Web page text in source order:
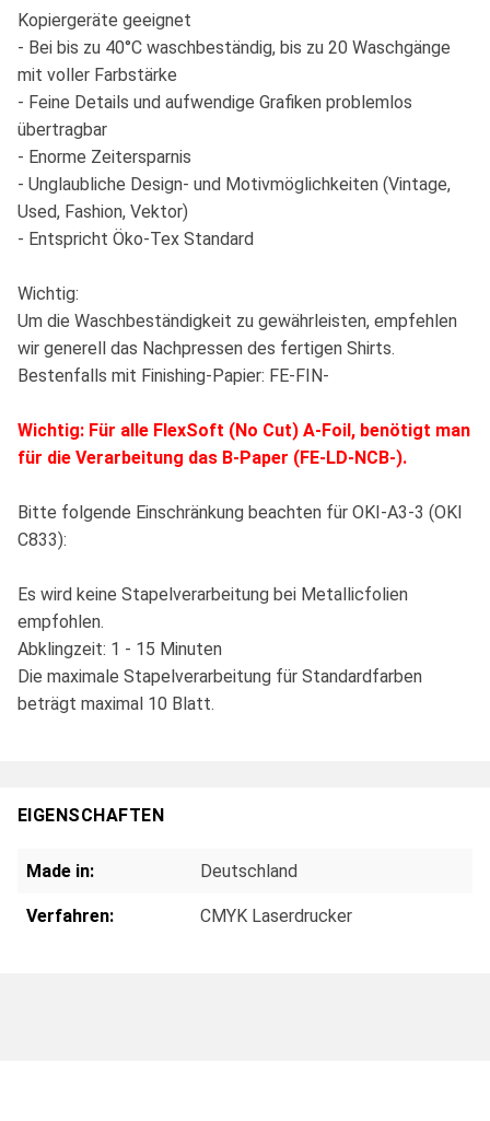
Kopiergeräte geeignet
- Bei bis zu 40°C waschbeständig, bis zu 20 Waschgänge
mit voller Farbstärke
- Feine Details und aufwendige Grafiken problemlos
übertragbar
- Enorme Zeitersparnis
- Unglaubliche Design- und Motivmöglichkeiten (Vintage,
Used, Fashion, Vektor)
- Entspricht Öko-Tex Standard
Wichtig:
Um die Waschbeständigkeit zu gewährleisten, empfehlen
wir generell das Nachpressen des fertigen Shirts.
Bestenfalls mit Finishing-Papier: FE-FIN-
Wichtig: Für alle FlexSoft (No Cut) A-Foil, benötigt man
für die Verarbeitung das B-Paper (FE-LD-NCB-).
Bitte folgende Einschränkung beachten für OKI-A3-3 (OKI
C833):
Es wird keine Stapelverarbeitung bei Metallicfolien
empfohlen.
Abklingzeit: 1 - 15 Minuten
Die maximale Stapelverarbeitung für Standardfarben
beträgt maximal 10 Blatt.
EIGENSCHAFTEN
Made in: Deutschland
Verfahren: CMYK Laserdrucker